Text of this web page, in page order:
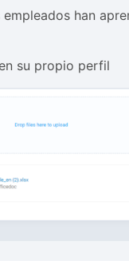
han
su propio perfil